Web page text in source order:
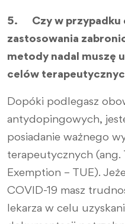
5. Czy w przypadku
zastosowania
metody nadal muszę
celów
Dopóki podlegasz
antydopingowych,
posiadanie ważnego
terapeutycznych (ang.
Exemption – TUE).
COVID-19 masz
lekarza w celu